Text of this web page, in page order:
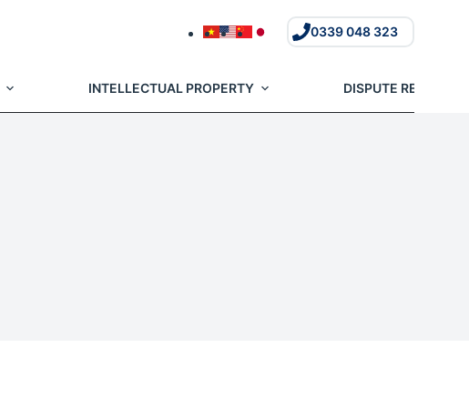
0339 048 323
INTELLECTUAL PROPERTY DISPUTE